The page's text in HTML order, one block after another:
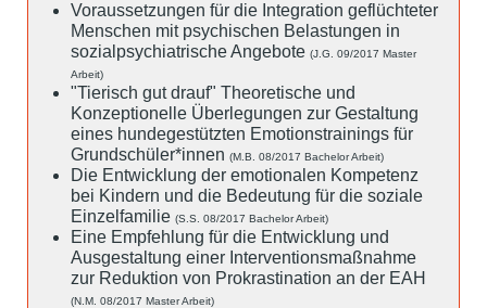
Voraussetzungen für die Integration geflüchteter
Menschen mit psychischen Belastungen in
sozialpsychiatrische Angebote (J.G. 09/2017 Master
Arbeit)
"Tierisch gut drauf" Theoretische und
Konzeptionelle Überlegungen zur Gestaltung
eines hundegestützten Emotionstrainings für
Grundschüler*innen (M.B. 08/2017 Bachelor Arbeit)
Die Entwicklung der emotionalen Kompetenz
bei Kindern und die Bedeutung für die soziale
Einzelfamilie (S.S. 08/2017 Bachelor Arbeit)
Eine Empfehlung für die Entwicklung und
Ausgestaltung einer Interventionsmaßnahme
zur Reduktion von Prokrastination an der EAH
(N.M. 08/2017 Master Arbeit)